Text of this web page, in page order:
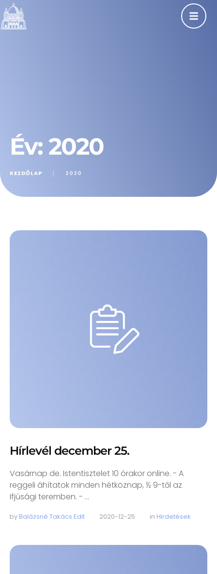
Év: 2020
KEZDŐLAP 2020
Hírlevél december 25.
Vasárnap de. Istentisztelet 10 órakor online. - A
reggeli áhítatok minden hétköznap, ½ 9-től az
Ifjúsági teremben. - …
by Balázsné Takács Edit 2020-12-25 in Hirdetések